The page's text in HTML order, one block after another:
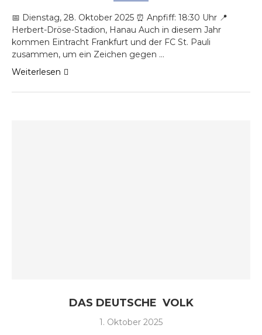
📅 Dienstag, 28. Oktober 2025 ⏰ Anpfiff: 18:30 Uhr 📍
Herbert-Dröse-Stadion, Hanau Auch in diesem Jahr
kommen Eintracht Frankfurt und der FC St. Pauli
zusammen, um ein Zeichen gegen …
Weiterlesen
DAS DEUTSCHE VOLK
1. Oktober 2025